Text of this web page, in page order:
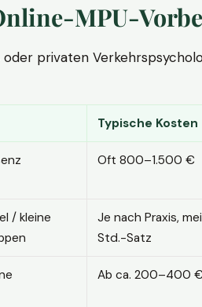
MPU-
privaten
Typische Kosten
Oft 800–1.500 €
/ kleine
Je nach Praxis,
Std.-Satz
Ab ca. 200–400